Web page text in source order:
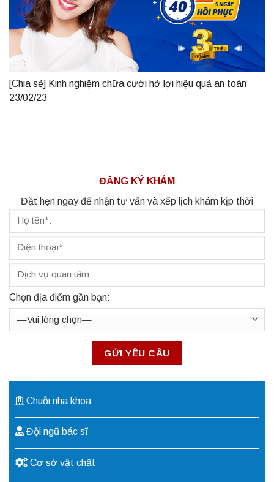
[Chia sẻ] Kinh nghiệm chữa cười hở lợi hiệu quả an toàn
23/02/23
ĐĂNG KÝ KHÁM
Đặt hẹn ngay để nhận tư vấn và xếp lịch khám kịp thời
Chọn địa điểm gần bạn:
Chuỗi nha khoa
Đội ngũ bác sĩ
Cơ sở vật chất